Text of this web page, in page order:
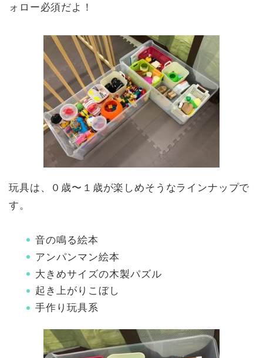
ォロー必須だよ！
玩具は、０歳〜１歳が楽しめそうなラインナップで
す。
音の鳴る絵本
アンパンマン絵本
大きめサイズの木製パズル
起き上がりこぼし
手作り玩具系